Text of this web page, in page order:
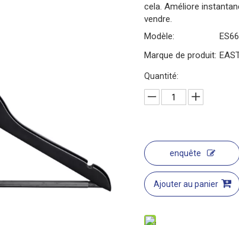
cela. Améliore
vendre.
Modèle:
Marque de produit:
Quantité:
enquête
Ajouter au panier